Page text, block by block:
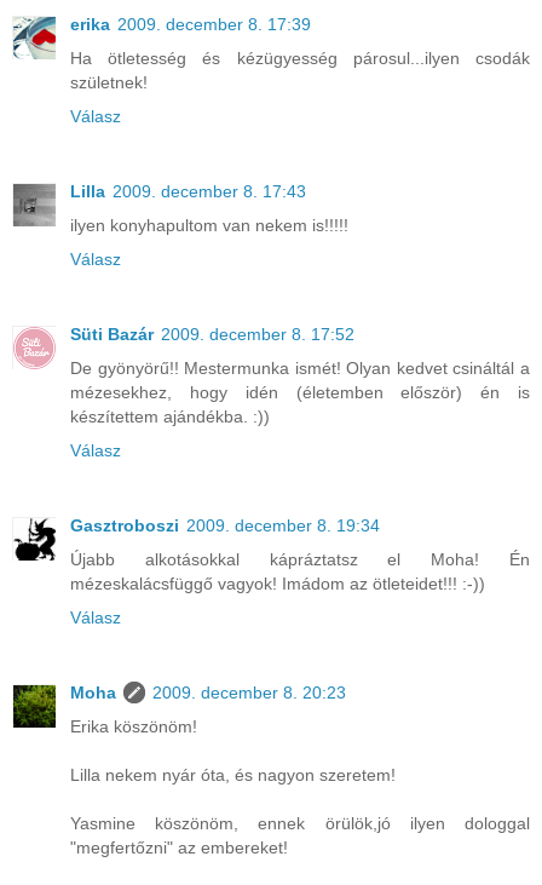
erika 2009. december 8. 17:39
Ha ötletesség és kézügyesség párosul...ilyen csodák
születnek!
Válasz
Lilla 2009. december 8. 17:43
ilyen konyhapultom van nekem is!!!!!
Válasz
Süti Bazár 2009. december 8. 17:52
De gyönyörű!! Mestermunka ismét! Olyan kedvet csináltál a
mézesekhez, hogy idén (életemben először) én is
készítettem ajándékba. :))
Válasz
Gasztroboszi 2009. december 8. 19:34
Újabb alkotásokkal kápráztatsz el Moha! Én
mézeskalácsfüggő vagyok! Imádom az ötleteidet!!! :-))
Válasz
Moha
2009. december 8. 20:23
Erika köszönöm!
Lilla nekem nyár óta, és nagyon szeretem!
Yasmine köszönöm, ennek örülök,jó ilyen dologgal
"megfertőzni" az embereket!